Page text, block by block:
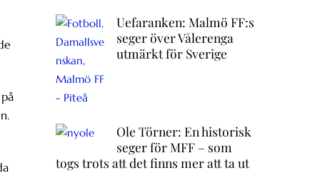
Uefaranken: Malmö FF:s
seger över Vålerenga
utmärkt för Sverige
Ole Törner: En historisk
seger för MFF – som
togs trots att det finns mer att ta ut